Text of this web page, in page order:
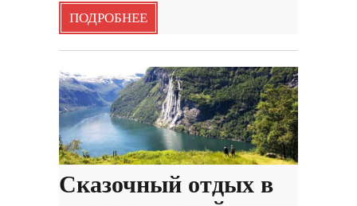
ПОДРОБНЕЕ
Сказочный отдых в